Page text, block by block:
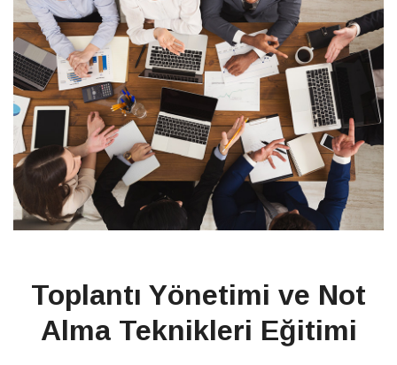
Toplantı Yönetimi ve Not
Alma Teknikleri Eğitimi